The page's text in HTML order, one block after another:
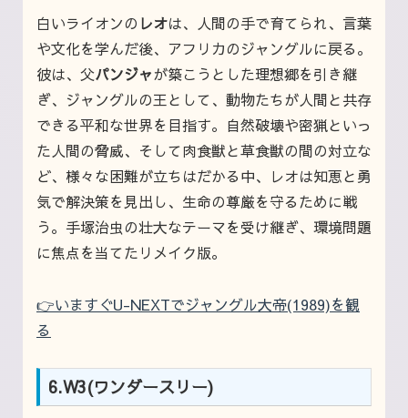
白いライオンの レオは、人間の手で育てられ、言葉
や文化を学んだ後、アフリカのジャングルに戻る。
彼は、父パンジャが築こうとした理想郷を引き継
ぎ、ジャングルの王として、動物たちが人間と共存
できる平和な世界を目指す。自然破壊や密猟といっ
た人間の脅威、そして肉食獣と草食獣の間の対立な
ど、様々な困難が立ちはだかる中、レオは知恵と勇
気で解決策を見出し、生命の尊厳を守るために戦
う。手塚治虫の壮大なテーマを受け継ぎ、環境問題
に焦点を当てたリメイク版。
👉いますぐU-NEXTでジャングル大帝(1989)を観
る
6.W3(ワンダースリー)